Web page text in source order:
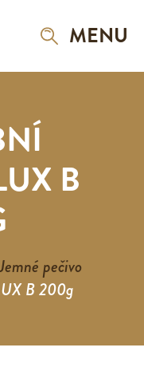
MENU
B
pečivo
B 200g